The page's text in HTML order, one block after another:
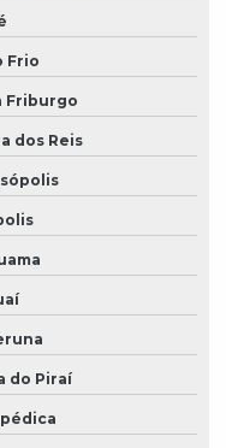
Frio
Friburgo
dos Reis
do Piraí